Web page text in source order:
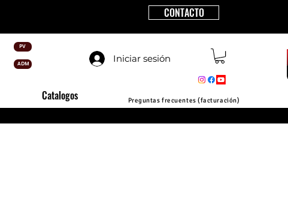
PV
ADM
CONTACTO
Iniciar sesión
Catalogos Preguntas frecuentes (facturación)